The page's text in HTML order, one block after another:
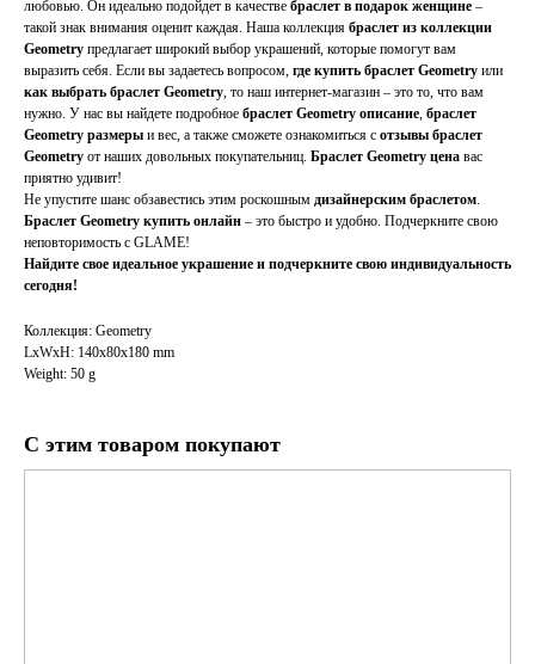
любовью. Он идеально подойдет в качестве браслет в подарок женщине –
такой знак внимания оценит каждая. Наша коллекция браслет из коллекции
Geometry предлагает широкий выбор украшений, которые помогут вам
выразить себя. Если вы задаетесь вопросом, где купить браслет Geometry или
как выбрать браслет Geometry, то наш интернет-магазин – это то, что вам
нужно. У нас вы найдете подробное браслет Geometry описание, браслет
Geometry размеры и вес, а также сможете ознакомиться с отзывы браслет
Geometry от наших довольных покупательниц. Браслет Geometry цена вас
приятно удивит!
Не упустите шанс обзавестись этим роскошным дизайнерским браслетом.
Браслет Geometry купить онлайн – это быстро и удобно. Подчеркните свою
неповторимость с GLAME!
Найдите свое идеальное украшение и подчеркните свою индивидуальность
сегодня!
Коллекция: Geometry
LxWxH: 140x80x180 mm
Weight: 50 g
С этим товаром покупают